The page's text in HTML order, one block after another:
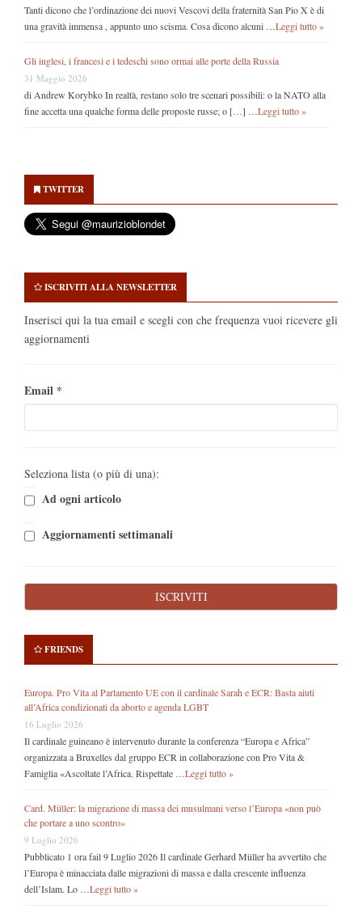
Tanti dicono che l’ordinazione dei nuovi Vescovi della fraternità San Pio X è di
una gravità immensa , appunto uno scisma. Cosa dicono alcuni … Leggi tutto »
Gli inglesi, i francesi e i tedeschi sono ormai alle porte della Russia
31 Maggio 2026
di Andrew Korybko In realtà, restano solo tre scenari possibili: o la NATO alla
fine accetta una qualche forma delle proposte russe; o […] … Leggi tutto »
Sidebar
TWITTER
ISCRIVITI ALLA NEWSLETTER
Inserisci qui la tua email e scegli con che frequenza vuoi ricevere gli
aggiornamenti
Email *
Seleziona lista (o più di una):
Ad ogni articolo
Aggiornamenti settimanali
FRIENDS
Europa. Pro Vita al Parlamento UE con il cardinale Sarah e ECR: Basta aiuti
all’Africa condizionati da aborto e agenda LGBT
16 Luglio 2026
Il cardinale guineano è intervenuto durante la conferenza “Europa e Africa”
organizzata a Bruxelles dal gruppo ECR in collaborazione con Pro Vita &
Famiglia «Ascoltate l’Africa. Rispettate … Leggi tutto »
Card. Müller: la migrazione di massa dei musulmani verso l’Europa «non può
che portare a uno scontro»
9 Luglio 2026
Pubblicato 1 ora fail 9 Luglio 2026 Il cardinale Gerhard Müller ha avvertito che
l’Europa è minacciata dalle migrazioni di massa e dalla crescente influenza
dell’Islam. Lo … Leggi tutto »